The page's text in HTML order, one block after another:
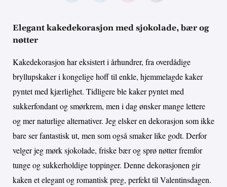
Elegant kakedekorasjon med sjokolade, bær og
nøtter
Kakedekorasjon har eksistert i århundrer, fra overdådige
bryllupskaker i kongelige hoff til enkle, hjemmelagde kaker
pyntet med kjærlighet. Tidligere ble kaker pyntet med
sukkerfondant og smørkrem, men i dag ønsker mange lettere
og mer naturlige alternativer. Jeg elsker en dekorasjon som ikke
bare ser fantastisk ut, men som også smaker like godt. Derfor
velger jeg mørk sjokolade, friske bær og sprø nøtter fremfor
tunge og sukkerholdige toppinger. Denne dekorasjonen gir
kaken et elegant og romantisk preg, perfekt til Valentinsdagen.